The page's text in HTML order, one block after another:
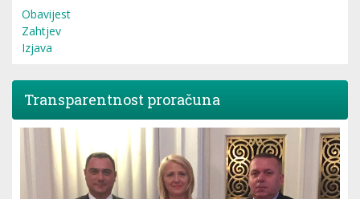
Obavijest
Zahtjev
Izjava
Transparentnost proračuna